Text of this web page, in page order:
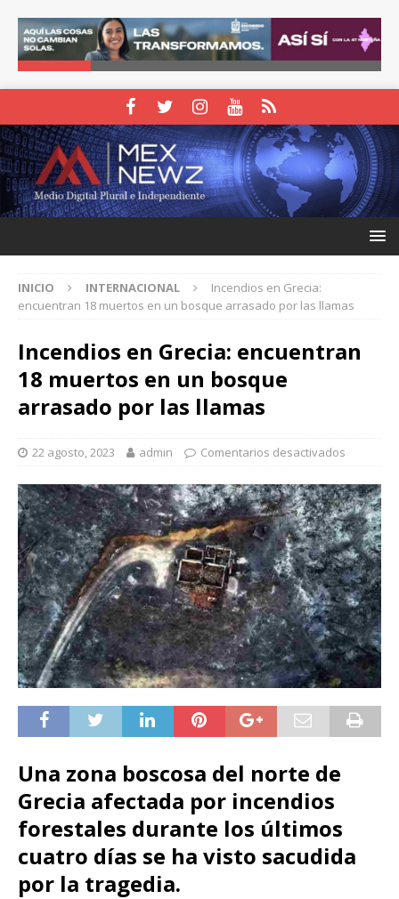
INICIO INTERNACIONAL
Incendios en Grecia:
encuentran 18 muertos en un bosque arrasado por las llamas
Incendios en Grecia: encuentran
18 muertos en un bosque
arrasado por las llamas
22 agosto, 2023 admin Comentarios desactivados
Una zona boscosa del norte de
Grecia afectada por incendios
forestales durante los últimos
cuatro días se ha visto sacudida
por la tragedia.